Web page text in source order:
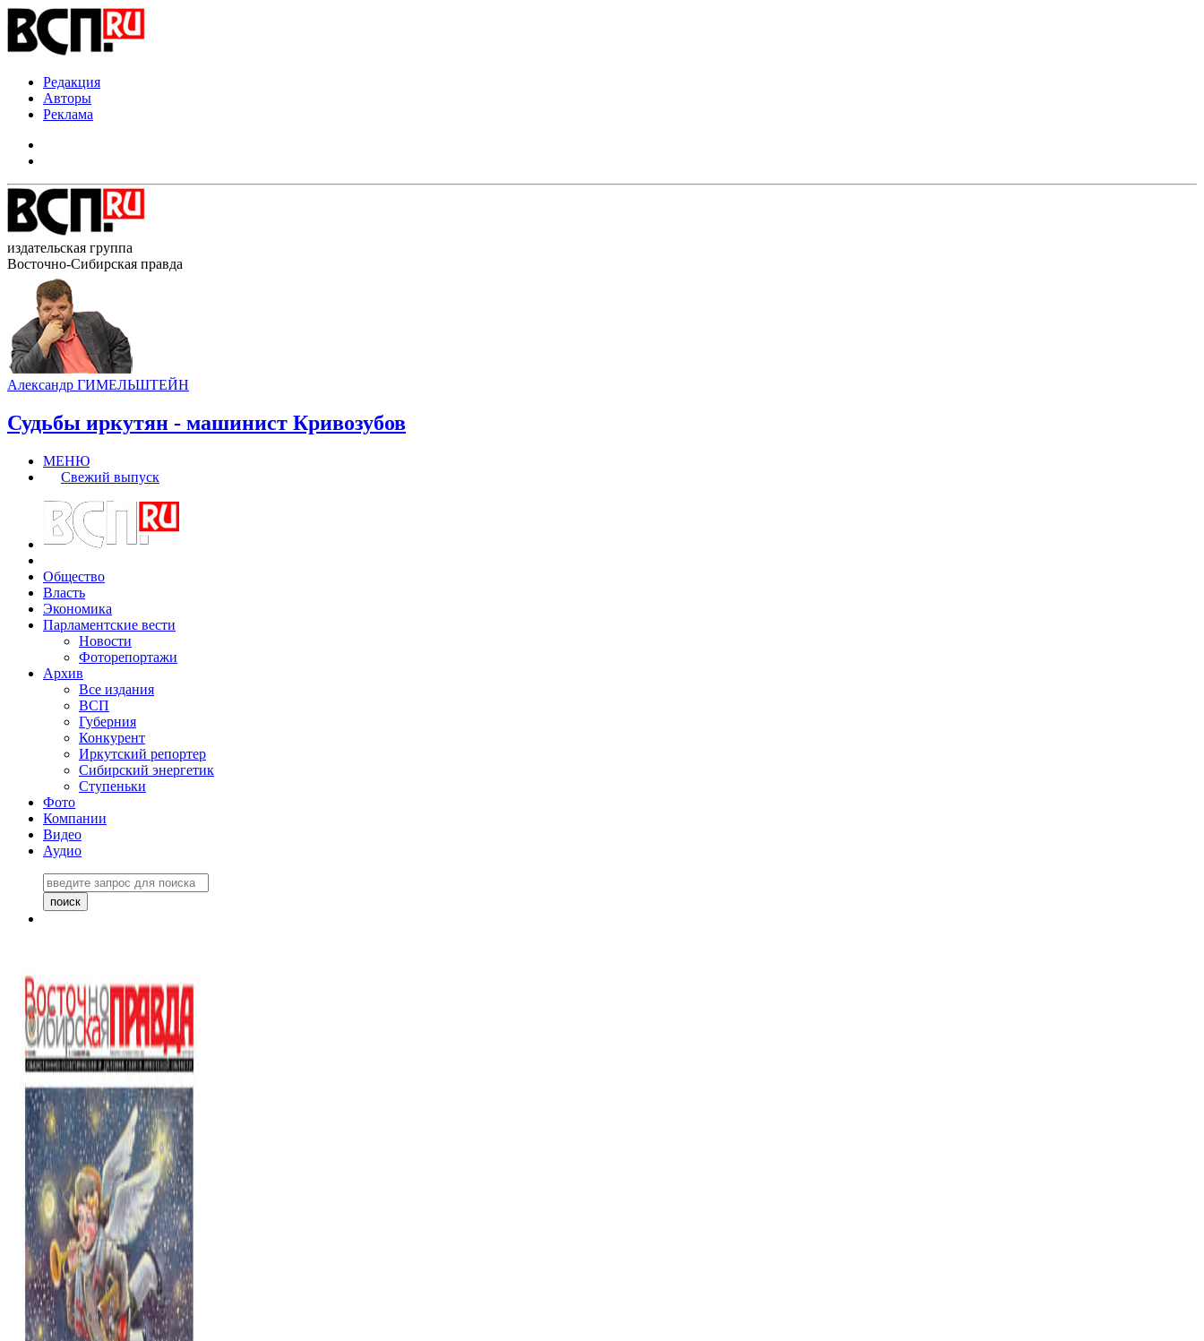
Редакция
Авторы
Реклама
издательская группа
Восточно-Сибирская правда
Александр ГИМЕЛЬШТЕЙН
Судьбы иркутян - машинист Кривозубов
МЕНЮ
Свежий выпуск
Общество
Власть
Экономика
Парламентские вести
Новости
Фоторепортажи
Архив
Все издания
ВСП
Губерния
Конкурент
Иркутский репортер
Сибирский энергетик
Ступеньки
Фото
Компании
Видео
Аудио